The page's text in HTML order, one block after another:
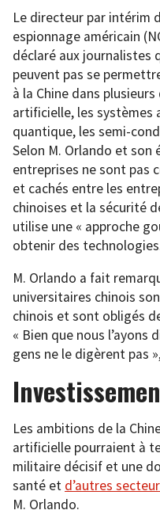
Le directeur par intérim
espionnage américain
déclaré aux journalistes
peuvent pas se
à la Chine dans
artificielle, les systèmes
quantique, les semi-
Selon M. Orlando et son
entreprises ne sont pas
et cachés entre les
chinoises et la sécurité
utilise une « approche
obtenir des
M. Orlando a fait
universitaires chinois
chinois et sont obligés
« Bien que nous l’ayons
gens ne le digèrent pas
Les ambitions de la
artificielle pourraient à
militaire décisif et une
santé et d’autres
M. Orlando.